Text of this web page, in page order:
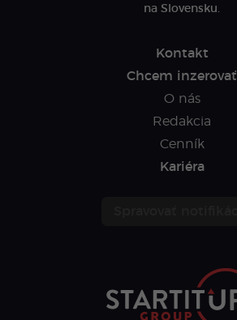
na Slovensku.
Kontakt
Chcem inzerovať
O nás
Redakcia
Cenník
Kariéra